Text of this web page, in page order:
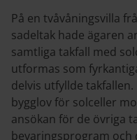
På en tvåvåningsvilla
sadeltak hade ägaren
samtliga takfall med
utformas som
delvis utfyllde
bygglov för solceller
ansökan för de övriga
bevaringsprogram och